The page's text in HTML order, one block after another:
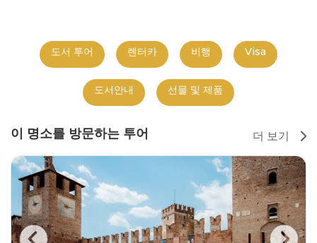
도서 투어 렌터카 비행 Visa
도서안내 선물 및 제품
이 명소를 방문하는 투어 더 보기